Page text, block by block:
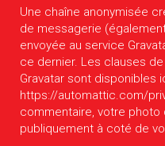
Une chaîne anonymisée
de messagerie
envoyée au service
ce dernier. Les clauses
Gravatar sont disponibles
https://automattic.com/
commentaire, votre photo
publiquement à coté de